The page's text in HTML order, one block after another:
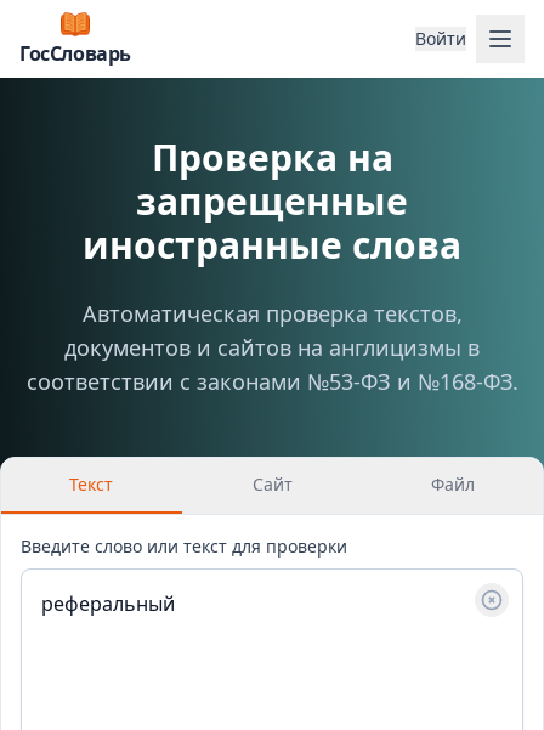
ГосСловарь
Войти
Проверка на
запрещенные
иностранные слова
Автоматическая проверка текстов,
документов и сайтов на англицизмы в
соответствии с законами №53-ФЗ и №168-ФЗ.
Текст Сайт Файл
Введите слово или текст для проверки